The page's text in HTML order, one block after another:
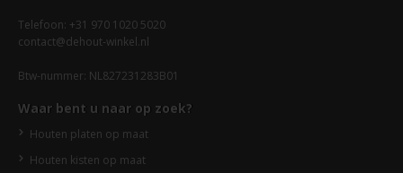
Telefoon: +31 970 1020 5020
contact@dehout-winkel.nl
Btw-nummer: NL827231283B01
Waar bent u naar op zoek?
Houten platen op maat
Houten kisten op maat